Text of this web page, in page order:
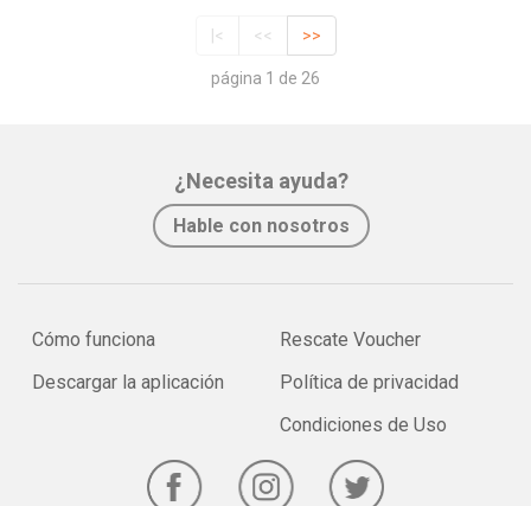
|< << >>
página 1 de 26
¿Necesita ayuda?
Hable con nosotros
Cómo funciona
Descargar la aplicación
Rescate Voucher
Política de privacidad
Condiciones de Uso